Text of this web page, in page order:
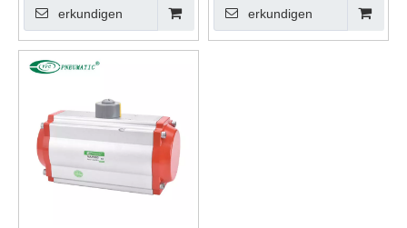
Anschlüssen der Serie 3M
erkundigen
Anschlüssen
erkundigen